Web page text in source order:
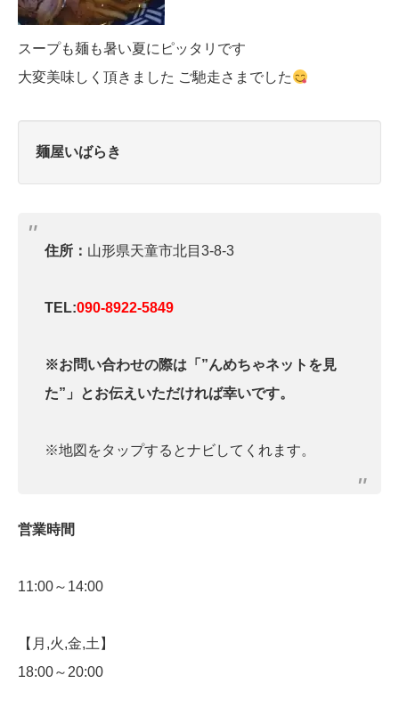
スープも麺も暑い夏にピッタリです
大変美味しく頂きました ご馳走さまでした
麺屋いばらき
住所： 山形県天童市北目3-8-3
TEL:090-8922-5849
※お問い合わせの際は「”んめちゃネットを見
た”」とお伝えいただければ幸いです。
※地図をタップするとナビしてくれます。
営業時間
11:00～14:00
【月,火,金,土】
18:00～20:00